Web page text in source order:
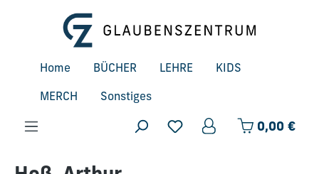
Zum Hauptinhalt springen
Home BÜCHER LEHRE KIDS
MERCH Sonstiges
0,00 €